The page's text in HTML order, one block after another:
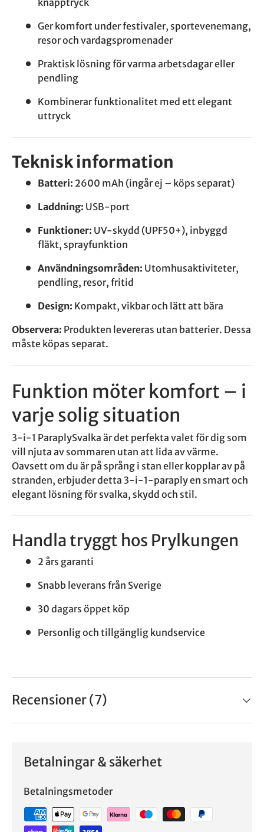
knapptryck
Ger komfort under festivaler, sportevenemang,
resor och vardagspromenader
Praktisk lösning för varma arbetsdagar eller
pendling
Kombinerar funktionalitet med ett elegant
uttryck
Teknisk information
Batteri: 2600 mAh (ingår ej – köps separat)
Laddning: USB-port
Funktioner: UV-skydd (UPF50+), inbyggd
fläkt, sprayfunktion
Användningsområden: Utomhusaktiviteter,
pendling, resor, fritid
Design: Kompakt, vikbar och lätt att bära
Observera: Produkten levereras utan batterier. Dessa
måste köpas separat.
Funktion möter komfort – i
varje solig situation
3-i-1 ParaplySvalka är det perfekta valet för dig som
vill njuta av sommaren utan att lida av värme.
Oavsett om du är på språng i stan eller kopplar av på
stranden, erbjuder detta 3-i-1-paraply en smart och
elegant lösning för svalka, skydd och stil.
Handla tryggt hos Prylkungen
2 års garanti
Snabb leverans från Sverige
30 dagars öppet köp
Personlig och tillgänglig kundservice
Recensioner (7)
Betalningar & säkerhet
Betalningsmetoder